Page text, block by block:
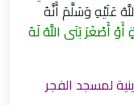
عَلَيْهِ وَسَلَّمَ أَنَّهُ
أَصْغَرَ بَنَى اللَّهُ لَهُ
لمسجد الفجر